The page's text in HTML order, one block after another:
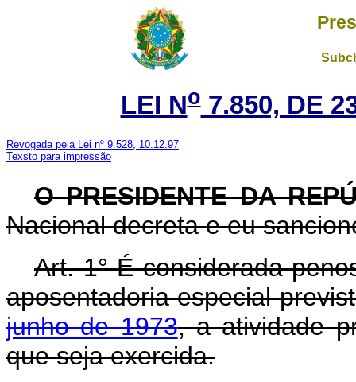
LEI No7.850, DE
Revogada pela Lei nº 9.528, 10.12.97
Texsto para impressão
O PRESIDENTE DA
Nacional decreta e eu
Art. 1° É considerada
aposentadoria especial
junho de 1973, a atividade
que seja exercida.